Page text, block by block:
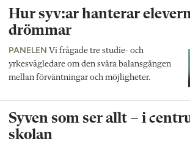
Hur syv:ar hanterar
drömmar
PANELEN Vi frågade tre studie- och
yrkesvägledare om den svåra balansgången
mellan förväntningar och möjligheter.
Syven som ser allt – i
skolan